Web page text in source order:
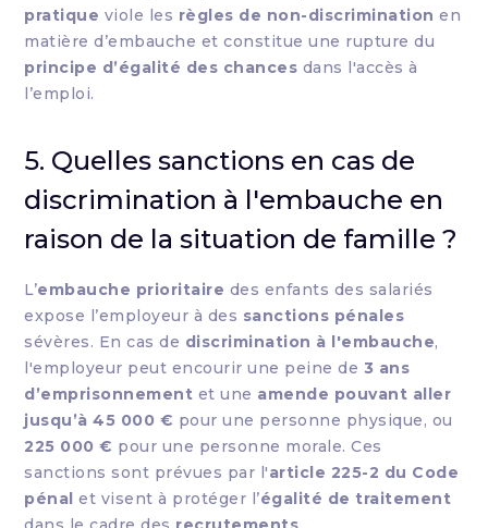
pratique viole les règles de non-discrimination en
matière d’embauche et constitue une rupture du
principe d’égalité des chances dans l'accès à
l’emploi.
5. Quelles sanctions en cas de
discrimination à l'embauche en
raison de la situation de famille ?
L’embauche prioritaire des enfants des salariés
expose l’employeur à des sanctions pénales
sévères. En cas de discrimination à l'embauche,
l'employeur peut encourir une peine de 3 ans
d’emprisonnement et une amende pouvant aller
jusqu’à 45 000 € pour une personne physique, ou
225 000 € pour une personne morale. Ces
sanctions sont prévues par l'article 225-2 du Code
pénal et visent à protéger l’égalité de traitement